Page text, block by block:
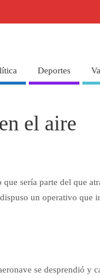
Deportes
el aire
sería parte del que
un operativo que
se desprendió y